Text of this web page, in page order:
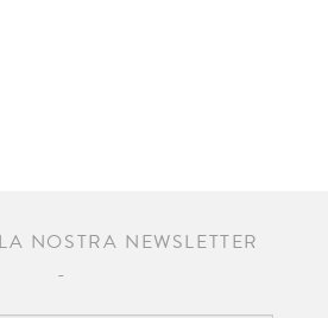
NOSTRA NEWSLETTER